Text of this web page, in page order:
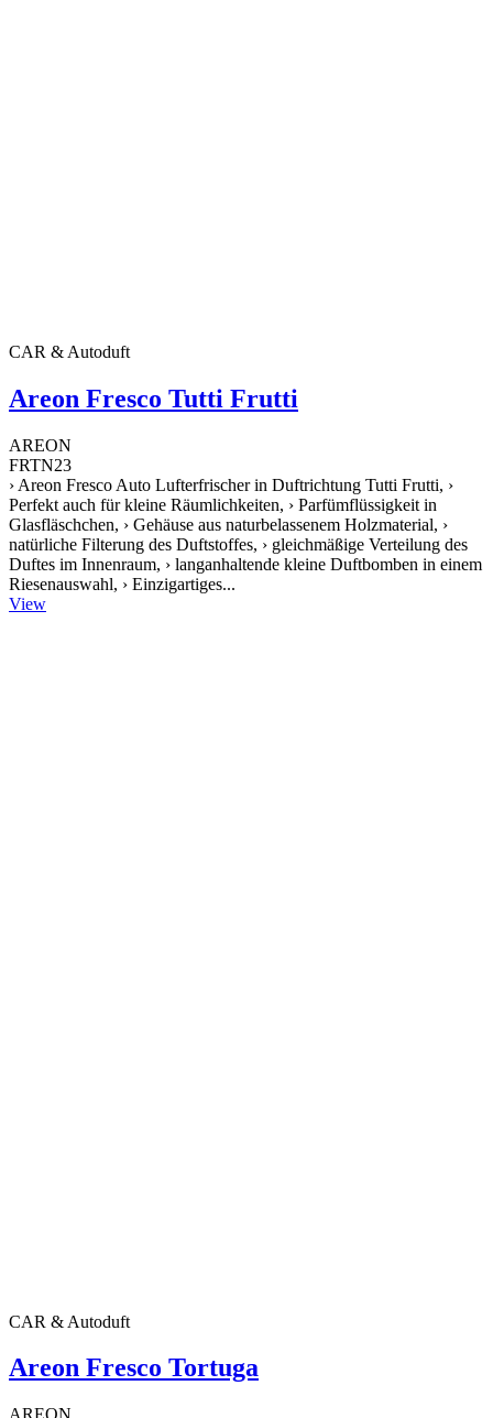
CAR & Autoduft
Areon Fresco Tutti Frutti
AREON
FRTN23
› Areon Fresco Auto Lufterfrischer in Duftrichtung Tutti Frutti, ›
Perfekt auch für kleine Räumlichkeiten, › Parfümflüssigkeit in
Glasfläschchen, › Gehäuse aus naturbelassenem Holzmaterial, ›
natürliche Filterung des Duftstoffes, › gleichmäßige Verteilung des
Duftes im Innenraum, › langanhaltende kleine Duftbomben in einem
Riesenauswahl, › Einzigartiges...
View
CAR & Autoduft
Areon Fresco Tortuga